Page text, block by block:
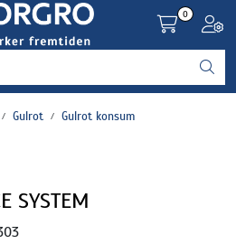
0
Gulrot
Gulrot konsum
SYSTEM